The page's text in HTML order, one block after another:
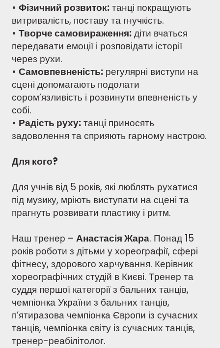
• Фізичний розвиток:танці покращують
витривалість, поставу та гнучкість.
• Творче самовираження:діти вчаться
передавати емоції і розповідати історії
через рухи.
• Самовпевненість: регулярні виступи на
сцені допомагають подолати
сором’язливість і розвинути впевненість у
собі.
• Радість руху:танці приносять
задоволення та сприяють гарному настрою.
Для кого?
Для учнів від 5 років, які люблять рухатися
під музику, мріють виступати на сцені та
прагнуть розвивати пластику і ритм.
Наш тренер – Анастасія Жара. Понад 15
років роботи з дітьми у хореографії, сфері
фітнесу, здорового харчування. Керівник
хореографічних студій в Києві. Тренер та
суддя першої категорії з бальних танців,
чемпіонка України з бальних танців,
п’ятиразова чемпіонка Європи із сучасних
танців, чемпіонка світу із сучасних танців,
тренер-реабілітолог.